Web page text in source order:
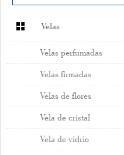
Velas
Velas perfumadas
Velas firmadas
Velas de flores
Vela de cristal
Vela de vidrio